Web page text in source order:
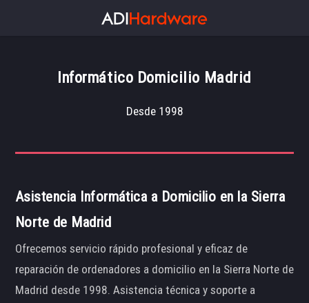
Informático Domicilio Madrid
Desde 1998
Asistencia Informática a Domicilio en la Sierra
Norte de Madrid
Ofrecemos servicio rápido profesional y eficaz de
reparación de ordenadores a domicilio en la Sierra Norte de
Madrid desde 1998. Asistencia técnica y soporte a